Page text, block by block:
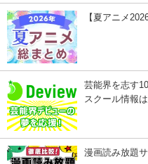
【夏アニメ
芸能界を志す
スクール情報
漫画読み放題